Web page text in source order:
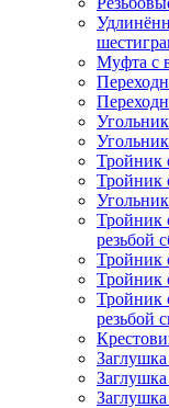
Муфта с
Тройник
Тройник
Тройник
резьбой
Тройник
Тройник
Тройник
резьбой